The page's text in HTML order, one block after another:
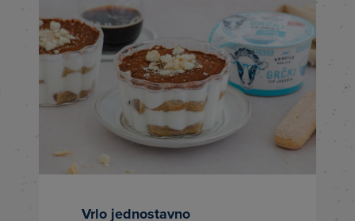
Vrlo jednostavno